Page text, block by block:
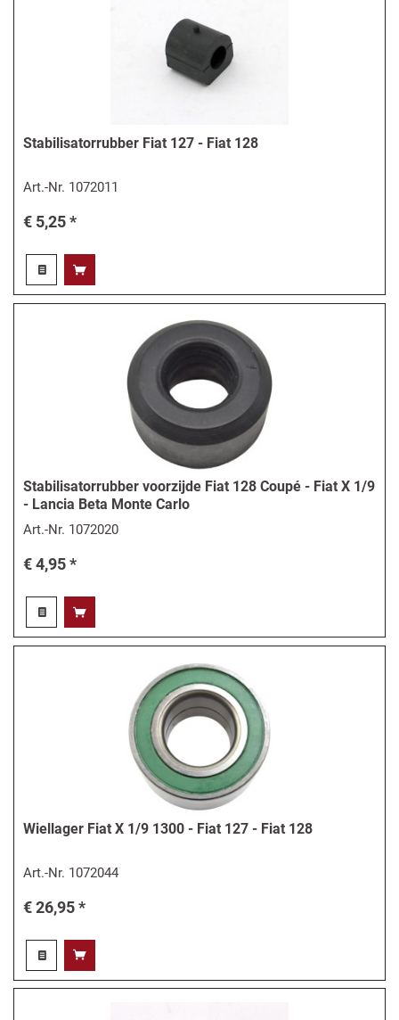
Stabilisatorrubber Fiat 127 - Fiat 128
Art.-Nr. 1072011
€ 5,25 *
Stabilisatorrubber voorzijde Fiat 128 Coupé - Fiat X 1/9
- Lancia Beta Monte Carlo
Art.-Nr. 1072020
€ 4,95 *
Wiellager Fiat X 1/9 1300 - Fiat 127 - Fiat 128
Art.-Nr. 1072044
€ 26,95 *